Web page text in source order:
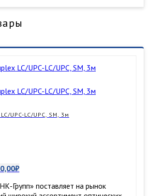
UPC-LC/UPC, SM, 3м
₽
Групп» поставляет на рынок